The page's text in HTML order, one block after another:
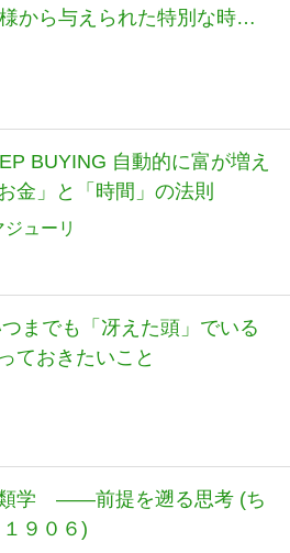
から与えられた特別な時間
803)
BUYING 自動的に富が増え
金」と「時間」の法則
ューリ
までも「冴えた頭」でいる
ておきたいこと
学 ――前提を遡る思考 (ち
９０６)